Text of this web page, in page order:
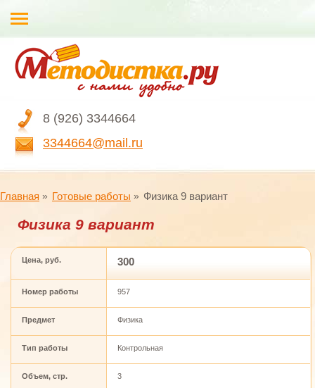
8 (926) 3344664
3344664@mail.ru
Главная Готовые работы Физика 9 вариант
Физика 9 вариант
Цена, руб. 300
Номер работы 957
Предмет Физика
Тип работы Контрольная
Объем, стр. 3